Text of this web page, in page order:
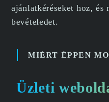
ajánlatkéréseket hoz, és
bevételedet.
MIÉRT ÉPPEN
Üzleti